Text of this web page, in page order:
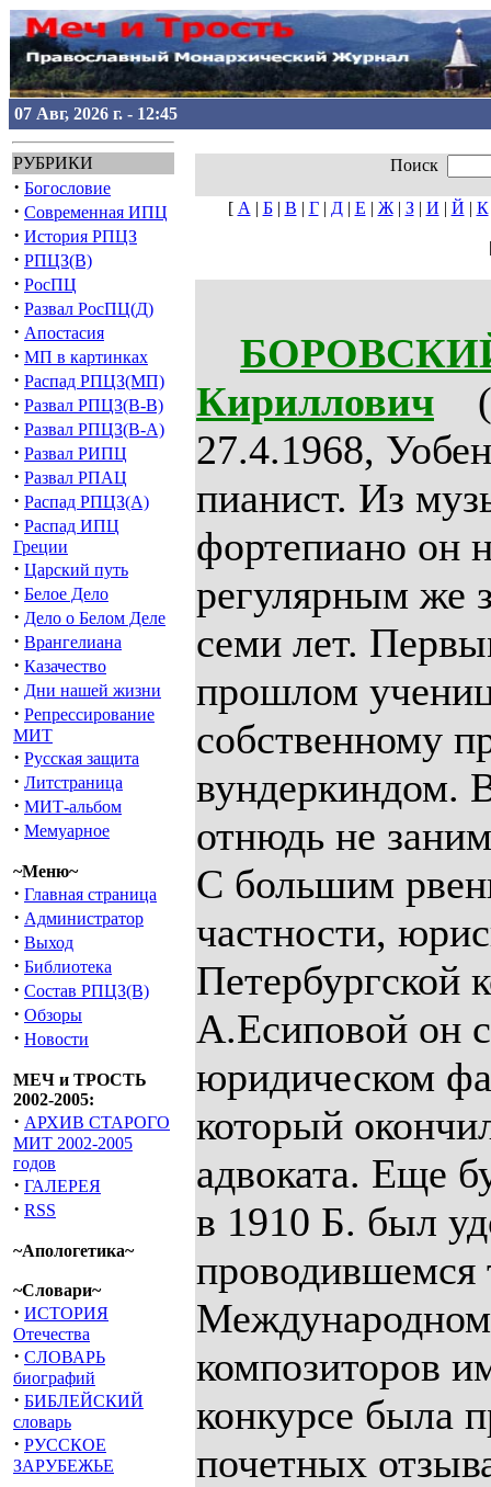
07 Авг, 2026 г. - 12:45
РУБРИКИ
· Богословие
· Современная ИПЦ
· История РПЦЗ
· РПЦЗ(В)
· РосПЦ
· Развал РосПЦ(Д)
· Апостасия
· МП в картинках
· Распад РПЦЗ(МП)
· Развал РПЦЗ(В-В)
· Развал РПЦЗ(В-А)
· Развал РИПЦ
· Развал РПАЦ
· Распад РПЦЗ(А)
· Распад ИПЦ
Греции
· Царский путь
· Белое Дело
· Дело о Белом Деле
· Врангелиана
· Казачество
· Дни нашей жизни
· Репрессирование
МИТ
· Русская защита
· Литстраница
· МИТ-альбом
· Мемуарное
~Меню~
· Главная страница
· Администратор
· Выход
· Библиотека
· Состав РПЦЗ(В)
· Обзоры
· Новости
МЕЧ и ТРОСТЬ
2002-2005:
· АРХИВ СТАРОГО
МИТ 2002-2005
годов
· ГАЛЕРЕЯ
· RSS
~Апологетика~
~Словари~
· ИСТОРИЯ
Отечества
· СЛОВАРЬ
биографий
· БИБЛЕЙСКИЙ
словарь
· РУССКОЕ
ЗАРУБЕЖЬЕ
Поиск
[ А | Б| В | Г| Д| Е | Ж| З| И | Й | К
БОРОВСКИЙ
Кириллович
27.4.1968,
пианист. Из
фортепиано он
регулярным же
семи лет.
прошлом
собственному
вундеркиндом.
отнюдь не
С большим
частности,
Петербургской
А.Есиповой он
юридическом
который
адвоката. Еще
в 1910 Б. был
проводившемся
Международном
композиторов
конкурсе была
почетных